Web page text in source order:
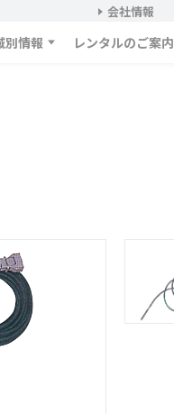
会社情報
別情報 レンタルのご案内